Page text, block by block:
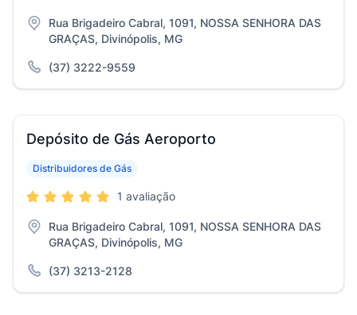
Rua Brigadeiro Cabral, 1091, NOSSA SENHORA DAS
GRAÇAS, Divinópolis, MG
(37) 3222-9559
Depósito de Gás Aeroporto
Distribuidores de Gás
1 avaliação
Rua Brigadeiro Cabral, 1091, NOSSA SENHORA DAS
GRAÇAS, Divinópolis, MG
(37) 3213-2128